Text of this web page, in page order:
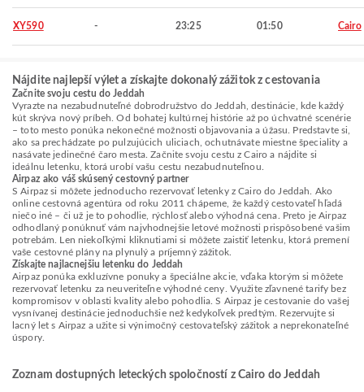
XY590 - 23:25 01:50 Cairo
Nájdite najlepší výlet a získajte dokonalý zážitok z cestovania
Začnite svoju cestu do Jeddah
Vyrazte na nezabudnuteľné dobrodružstvo do Jeddah, destinácie, kde každý
kút skrýva nový príbeh. Od bohatej kultúrnej histórie až po úchvatné scenérie
– toto mesto ponúka nekonečné možnosti objavovania a úžasu. Predstavte si,
ako sa prechádzate po pulzujúcich uliciach, ochutnávate miestne špeciality a
nasávate jedinečné čaro mesta. Začnite svoju cestu z Cairo a nájdite si
ideálnu letenku, ktorá urobí vašu cestu nezabudnuteľnou.
Airpaz ako váš skúsený cestovný partner
S Airpaz si môžete jednoducho rezervovať letenky z Cairo do Jeddah. Ako
online cestovná agentúra od roku 2011 chápeme, že každý cestovateľ hľadá
niečo iné – či už je to pohodlie, rýchlosť alebo výhodná cena. Preto je Airpaz
odhodlaný ponúknuť vám najvhodnejšie letové možnosti prispôsobené vašim
potrebám. Len niekoľkými kliknutiami si môžete zaistiť letenku, ktorá premení
vaše cestovné plány na plynulý a príjemný zážitok.
Získajte najlacnejšiu letenku do Jeddah
Airpaz ponúka exkluzívne ponuky a špeciálne akcie, vďaka ktorým si môžete
rezervovať letenku za neuveriteľne výhodné ceny. Využite zľavnené tarify bez
kompromisov v oblasti kvality alebo pohodlia. S Airpaz je cestovanie do vašej
vysnívanej destinácie jednoduchšie než kedykoľvek predtým. Rezervujte si
lacný let s Airpaz a užite si výnimočný cestovateľský zážitok a neprekonateľné
úspory.
Zoznam dostupných leteckých spoločností z Cairo do Jeddah